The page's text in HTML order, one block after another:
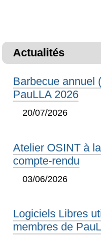
Actualités
Barbecue annuel
PauLLA 2026
20/07/2026
Atelier OSINT à
compte-rendu
03/06/2026
Logiciels Libres
membres de